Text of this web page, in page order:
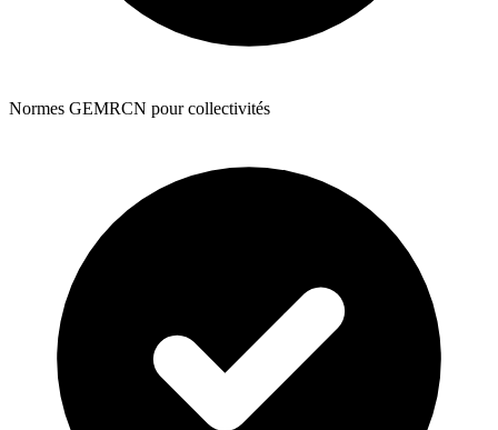
Normes GEMRCN pour collectivités